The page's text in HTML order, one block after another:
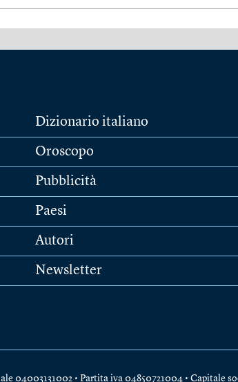
Dizionario italiano
Oroscopo
Pubblicità
Paesi
Autori
Newsletter
04003131002 • Partita iva 04850721004 • Capitale